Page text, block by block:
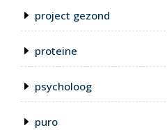
project gezond
proteine
psycholoog
puro